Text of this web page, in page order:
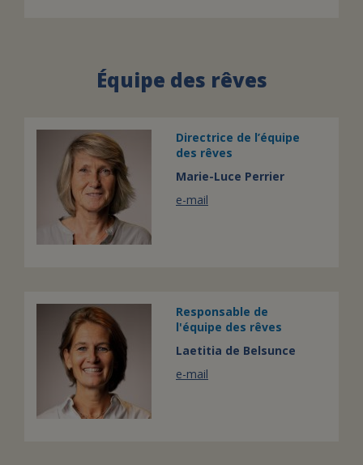
Équipe des rêves
Directrice de l’équipe
des rêves
Marie-Luce Perrier
e-mail
Responsable de
l'équipe des rêves
Laetitia de Belsunce
e-mail